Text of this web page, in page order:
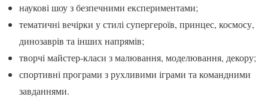
наукові шоу з безпечними експериментами;
тематичні вечірки у стилі супергероїв, принцес, космосу,
динозаврів та інших напрямів;
творчі майстер-класи з малювання, моделювання, декору;
спортивні програми з рухливими іграми та командними
завданнями.